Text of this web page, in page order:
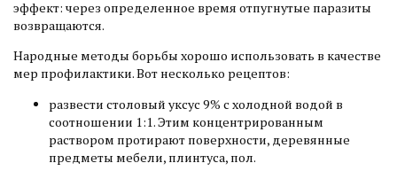
эффект: через определенное время отпугнутые паразиты
возвращаются.
Народные методы борьбы хорошо использовать в качестве
мер профилактики. Вот несколько рецептов:
развести столовый уксус 9% с холодной водой в
соотношении 1:1. Этим концентрированным
раствором протирают поверхности, деревянные
предметы мебели, плинтуса, пол.